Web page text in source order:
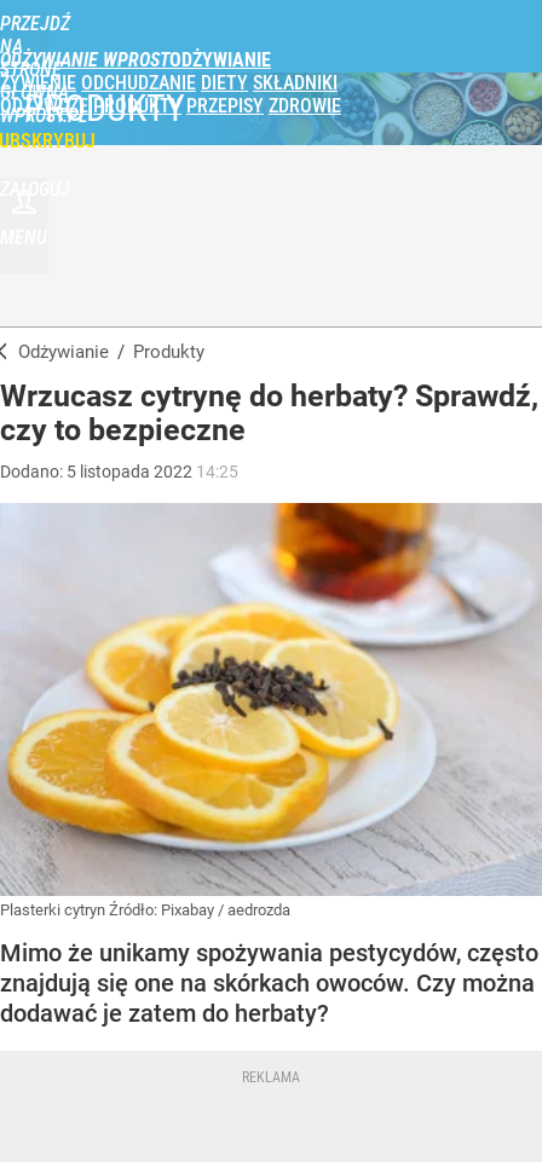
PRZEJDŹ
NA
STRONĘ
GŁÓWNĄ
WPROST.PL
ODŻYWIANIE WPROST
ŻYWIENIE ODCHUDZANIE DIETY SKŁADNIKI
ODŻYWCZE PRODUKTY PRZEPISY ZDROWIE
PRODUKTY
Odżywianie / Produkty
Wrzucasz cytrynę do herbaty? Sprawdź,
czy to bezpieczne
Dodano: 5 listopada 2022 14:25
Plasterki cytryn Źródło: Pixabay / aedrozda
Mimo że unikamy spożywania pestycydów, często
znajdują się one na skórkach owoców. Czy można
dodawać je zatem do herbaty?